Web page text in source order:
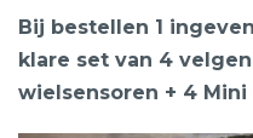
Bij bestellen 1
klare set van 4
wielsensoren + 4